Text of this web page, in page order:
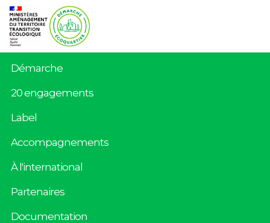
Démarche
20 engagements
Label
Accompagnements
À l'international
Partenaires
Documentation